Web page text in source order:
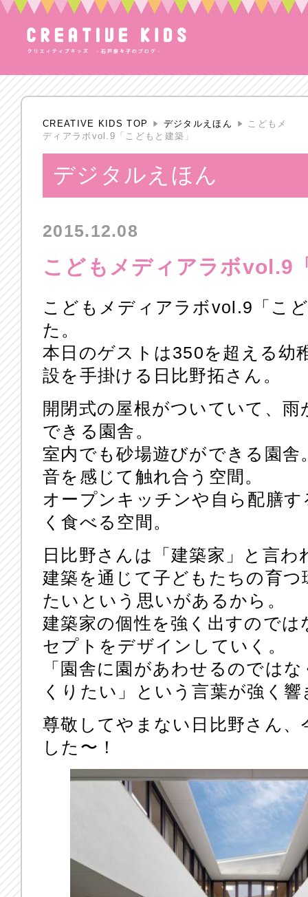
CREATIVE KIDS TOP デジタルえほん
こどもメ
ディアラボvol.9「こどもと建築」
デジタルえほん
2015.12.08
こどもメディアラボvol.9
こどもメディアラボvol.9「こ
た。
本日のゲストは350を超える幼
設を手掛ける日比野拓さん。
開閉式の屋根がついていて、
できる園舎。
室内でも砂場遊びができる園舎
音を感じて触れ合う空間。
オープンキッチンや自ら配膳
く食べる空間。
日比野さんは「建築家」と言
建築を通じて子どもたちの育
たいという思いがあるから。
建築家の個性を強く出すので
セプトをデザインしていく。
「園舎に園があわせるのでは
くりたい」という言葉が強く
尊敬してやまない日比野さん
した〜！